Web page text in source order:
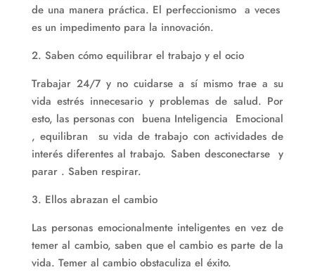
de una manera práctica. El perfeccionismo a veces
es un impedimento para la innovación.
2. Saben cómo equilibrar el trabajo y el ocio
Trabajar 24/7 y no cuidarse a sí mismo trae a su
vida estrés innecesario y problemas de salud. Por
esto, las personas con buena Inteligencia Emocional
, equilibran su vida de trabajo con actividades de
interés diferentes al trabajo. Saben desconectarse y
parar . Saben respirar.
3. Ellos abrazan el cambio
Las personas emocionalmente inteligentes en vez de
temer al cambio, saben que el cambio es parte de la
vida. Temer al cambio obstaculiza el éxito.